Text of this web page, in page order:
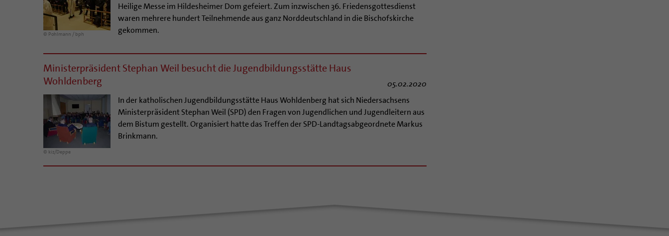
© Pohlmann / bph
Heilige Messe im Hildesheimer Dom gefeiert. Zum inzwischen 36. Friedensgottesdienst
waren mehrere hundert Teilnehmende aus ganz Norddeutschland in die Bischofskirche
gekommen.
Ministerpräsident Stephan Weil besucht die Jugendbildungsstätte Haus
Wohldenberg
05.02.2020
© kiz/Deppe
In der katholischen Jugendbildungsstätte Haus Wohldenberg hat sich Niedersachsens
Ministerpräsident Stephan Weil (SPD) den Fragen von Jugendlichen und Jugendleitern aus
dem Bistum gestellt. Organisiert hatte das Treffen der SPD-Landtagsabgeordnete Markus
Brinkmann.